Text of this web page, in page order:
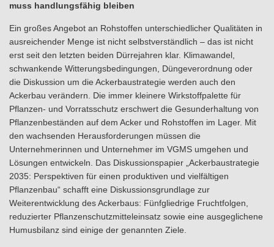
muss handlungsfähig bleiben
Ein großes Angebot an Rohstoffen unterschiedlicher Qualitäten in
ausreichender Menge ist nicht selbstverständlich – das ist nicht
erst seit den letzten beiden Dürrejahren klar. Klimawandel,
schwankende Witterungsbedingungen, Düngeverordnung oder
die Diskussion um die Ackerbaustrategie werden auch den
Ackerbau verändern. Die immer kleinere Wirkstoffpalette für
Pflanzen- und Vorratsschutz erschwert die Gesunderhaltung von
Pflanzenbeständen auf dem Acker und Rohstoffen im Lager. Mit
den wachsenden Herausforderungen müssen die
Unternehmerinnen und Unternehmer im VGMS umgehen und
Lösungen entwickeln. Das Diskussionspapier „Ackerbaustrategie
2035: Perspektiven für einen produktiven und vielfältigen
Pflanzenbau“ schafft eine Diskussionsgrundlage zur
Weiterentwicklung des Ackerbaus: Fünfgliedrige Fruchtfolgen,
reduzierter Pflanzenschutzmitteleinsatz sowie eine ausgeglichene
Humusbilanz sind einige der genannten Ziele.